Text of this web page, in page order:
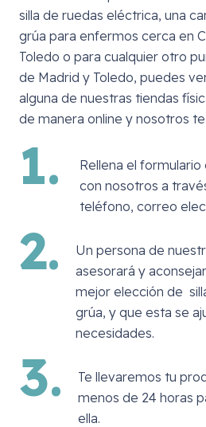
silla de ruedas eléctrica, una
grúa para enfermos cerca en
Toledo o para cualquier otro
de Madrid y Toledo, puedes
alguna de nuestras tiendas
de manera online y nosotros
1.
Rellena el
con nosotros a
teléfono, correo
2.
Un persona de
asesorará y
mejor elección de
grúa, y que esta se
necesidades.
3.
Te llevaremos tu
menos de 24 horas
ella.